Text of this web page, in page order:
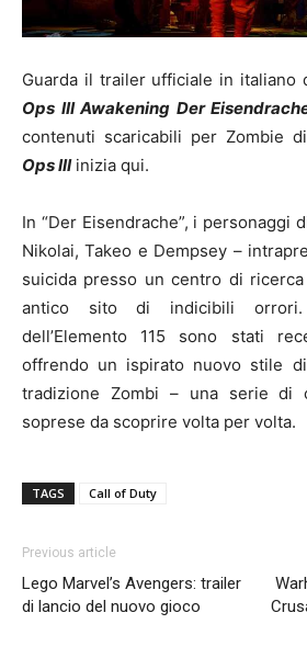
Guarda il trailer ufficiale in italiano
Ops III Awakening Der
contenuti scaricabili per Zombie di
Ops IIIinizia qui.
In “Der Eisendrache”, i personaggi
Nikolai, Takeo e Dempsey –
suicida presso un centro di
antico sito di indicibili orrori.
dell’Elemento 115 sono stati
offrendo un ispirato nuovo stile
tradizione Zombi – una serie
soprese da scoprire volta per volta.
TAGS Call of Duty
Previous article
Lego Marvel’s Avengers: trailer
di lancio del nuovo gioco